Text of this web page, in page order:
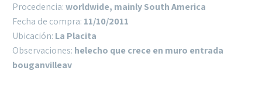
Procedencia:worldwide, mainly South America
Fecha de compra: 11/10/2011
Ubicación: La Placita
Observaciones: helecho que crece en muro entrada
bouganvilleav